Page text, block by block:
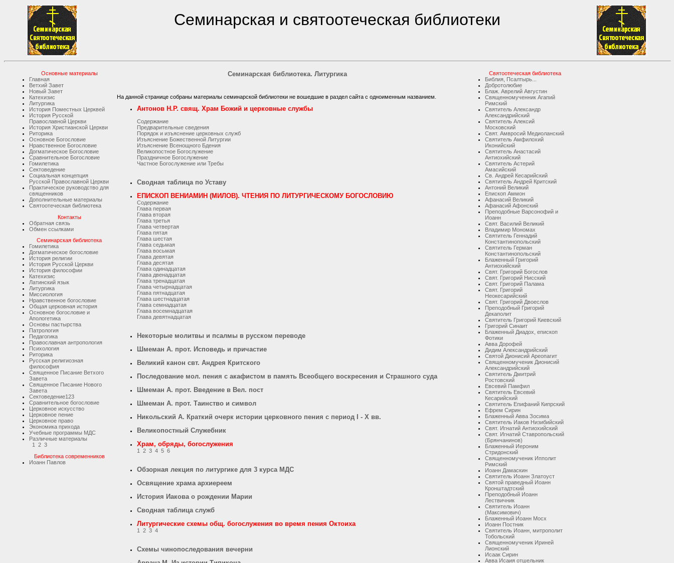
Семинарская и святоотеческая библиотеки
Основные материалы
Главная
Ветхий Завет
Новый Завет
Катехизис
Литургика
История Поместных Церквей
История Русской
Православной Церкви
История Христианской Церкви
Риторика
Основное Богословие
Нравственное Богословие
Догматическое Богословие
Сравнительное Богословие
Гомилетика
Сектоведение
Социальная концепция
Русской Православной Церкви
Практическое руководство для
священников
Дополнительные материалы
Святоотеческая библиотека
Контакты
Обратная связь
Обмен ссылками
Семинарская библиотека
Гомилетика
Догматическое богословие
История религии
История Русской Церкви
История философии
Катехизис
Латинский язык
Литургика
Миссиология
Нравственное богословие
Общая церковная история
Основное богословие и
Апологетика
Основы пастырства
Патрология
Педагогика
Православная антропология
Психология
Риторика
Русская религиозная
философия
Священное Писание Ветхого
Завета
Священное Писание Нового
Завета
Сектоведение1 23
Сравнительное богословие
Церковное искусство
Церковное пение
Церковное право
Экономика прихода
Учебные программы МДС
Различные материалы
1
2 3
Библиотека современников
Иоанн Павлов
Семинарская библиотека. Литургика
На данной странице собраны материалы семинарской библиотеки не вошедшие в раздел сайта с одноименным названием.
Антонов Н.Р. свящ. Храм Божий и церковные службы
Содержание
Предварительные сведения
Порядок и изъяснение церковных служб
Изъяснение Божественной Литургии
Изъяснение Всенощного Бдения
Великопостное Богослужение
Праздничное Богослужение
Частное Богослужение или Требы
Сводная таблица по Уставу
ЕПИСКОП ВЕНИАМИН (МИЛОВ). ЧТЕНИЯ ПО ЛИТУРГИЧЕСКОМУ БОГОСЛОВИЮ
Содержание
Глава первая
Глава вторая
Глава третья
Глава четвертая
Глава пятая
Глава шестая
Глава седьмая
Глава восьмая
Глава девятая
Глава десятая
Глава одинадцатая
Глава двенадцатая
Глава тренадцатая
Глава четырнадцатая
Глава пятнадцатая
Глава шестнадцатая
Глава семнадцатая
Глава восемнадцатая
Глава девятнадцатая
Некоторые молитвы и псалмы в русском переводе
Шмеман А. прот. Исповедь и причастие
Великий канон свт. Андрея Критского
Последование мол. пения с акафистом в память Всеобщего воскресения и Страшного суда
Шмеман А. прот. Введение в Вел. пост
Шмеман А. прот. Таинство и символ
Никольский А. Краткий очерк истории церковного пения с период I - X вв.
Великопостный Служебник
Храм, обряды, богослужения
1 2 3 4 5 6
Обзорная лекция по литургике для 3 курса МДС
Освящение храма архиереем
История Иакова о рождении Марии
Сводная таблица служб
Литургические схемы общ. богослужения во время пения Октоиха
1 2 3 4
Схемы чинопоследования вечерни
Святоотеческая библиотека
Библия, Псалтырь...
Добротолюбие
Блаж. Аврелий Августин
Священномученник Агапий
Римский
Святитель Александр
Александрийский
Святитель Алексий
Московский
Свят. Амвросий Медиоланский
Святитель Амфилохий
Иконийский
Святитель Анастасий
Антиохийский
Святитель Астерий
Амасийский
Св. Андрей Кесарийский
Святитель Андрей Критский
Антоний Великий
Епископ Аммон
Афанасий Великий
Афанасий Афонский
Преподобные Варсонофий и
Иоанн
Свят. Василий Великий
Владимир Мономах
Святитель Геннадий
Константинопольский
Святитель Герман
Константинопольский
Блаженный Григорий
Антиохийский
Свят. Григорий Богослов
Свят. Григорий Нисский
Свят. Григорий Палама
Свят. Григорий
Неокесарийский
Свят. Григорий Двоеслов
Преподобный Григорий
Декаполит
Святитель Григорий Киевский
Григорий Синаит
Блаженный Диадох, епископ
Фотики
Авва Дорофей
Дидим Александрийский
Святой Дионисий Ареопагит
Священномученик Дионисий
Александрийский
Святитель Дмитрий
Ростовский
Евсевий Памфил
Святитель Евсевий
Кесарийский
Святитель Епифаний Кипрский
Ефрем Сирин
Блаженный Авва Зосима
Святитель Иаков Низибийский
Свят. Игнатий Антиохийский
Свят. Игнатий Ставропольский
(Брянчанинов)
Блаженный Иероним
Стридонский
Священномученик Ипполит
Римский
Иоанн Дамаскин
Святитель Иоанн Златоуст
Святой праведный Иоанн
Кронштадтский
Преподобный Иоанн
Лествичник
Святитель Иоанн
(Максимович)
Блаженный Иоанн Мосх
Иоанн Постник
Святитель Иоанн, митрополит
Тобольский
Священномученик Ириней
Лионский
Исаак Сирин
Авва Исаия отшельник